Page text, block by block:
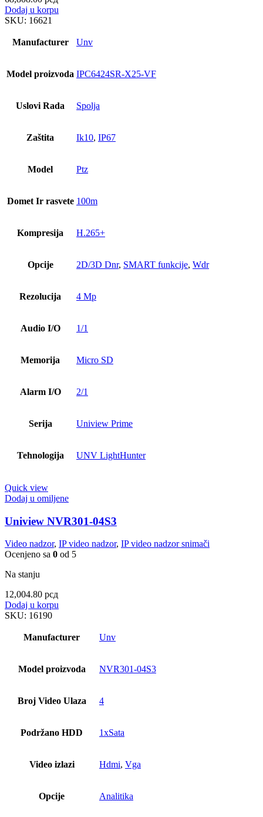
Dodaj u korpu
SKU: 16621
Manufacturer Unv
Model proizvoda IPC6424SR-X25-VF
Uslovi Rada Spolja
Zaštita Ik10, IP67
Model Ptz
Domet Ir rasvete 100m
Kompresija H.265+
Opcije 2D/3D Dnr, SMART funkcije, Wdr
Rezolucija 4 Mp
Audio I/O 1/1
Memorija Micro SD
Alarm I/O 2/1
Serija Uniview Prime
Tehnologija UNV LightHunter
Quick view
Dodaj u omiljene
Uniview NVR301-04S3
Video nadzor, IP video nadzor, IP video nadzor snimači
Ocenjeno sa 0 od 5
Na stanju
12,004.80 рсд
Dodaj u korpu
SKU: 16190
Manufacturer Unv
Model proizvoda NVR301-04S3
Broj Video Ulaza 4
Podržano HDD 1xSata
Video izlazi Hdmi, Vga
Opcije Analitika